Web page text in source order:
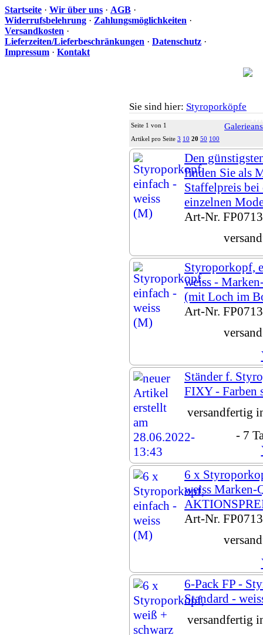
Startseite · Wir über uns · AGB ·
Widerrufsbelehrung · Zahlungsmöglichkeiten ·
Versandkosten ·
Lieferzeiten/Lieferbeschränkungen · Datenschutz ·
Impressum · Kontakt
Sie sind hier: Styroporköpfe
Seite 1 von 1
Artikel pro Seite 3 10 20 50 100
Den
finden Sie als
Staffelpreis bei
einzelnen
Art-Nr.
Styroporkopf,
weiss -
(mit Loch im
Art-Nr.
Ständer f.
FIXY - Farben
versandfertig
- 7
6 x
weiss Marken-
Art-Nr.
6-Pack FP -
Standard -
versandfertig